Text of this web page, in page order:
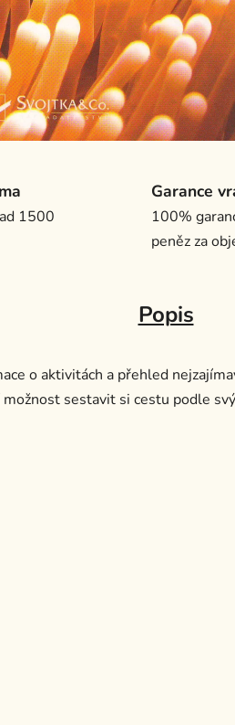
1500
Garance
100%
peněz za
Popis
o aktivitách a přehled
sestavit si cestu podle